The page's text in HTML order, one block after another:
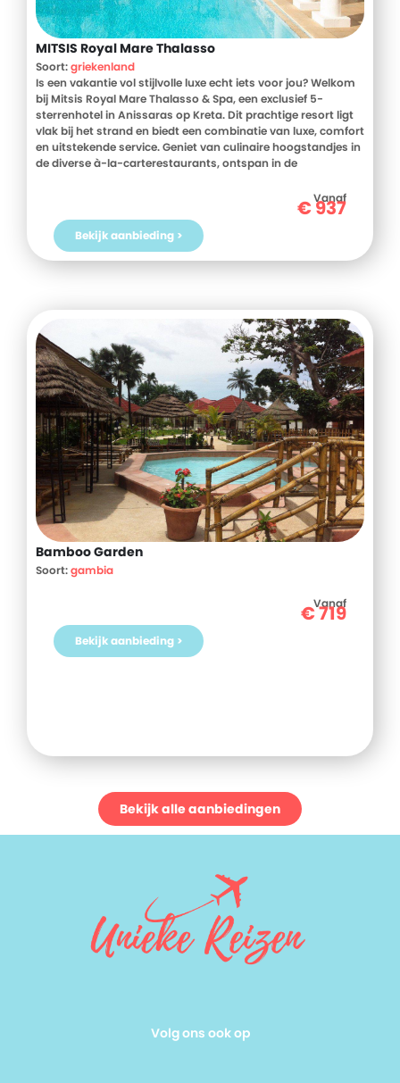
MITSIS Royal Mare Thalasso
Soort:griekenland
Is een vakantie vol stijlvolle luxe echt iets voor jou? Welkom
bij Mitsis Royal Mare Thalasso & Spa, een exclusief 5-
sterrenhotel in Anissaras op Kreta. Dit prachtige resort ligt
vlak bij het strand en biedt een combinatie van luxe, comfort
en uitstekende service. Geniet van culinaire hoogstandjes in
de diverse à-la-carterestaurants, ontspan in de
zwembaden. Dat kan in je 'eigen' stukje zwembad (wanneer
je een swim-up kamer boekt) of in een van de maar liefst 25
algemene zwembaden. Tijdens het zwemmen en zonnen
bij Mitsis Royal Mare ben je omringd door wel honderden
palmbomen, waardoor een vakantiegevoel nooit ver te
Vanaf
€937
Bekijk aanbieding >
Bamboo Garden
Soort:gambia
Vanaf
€719
Bekijk aanbieding >
Bekijk alle aanbiedingen
Volg ons ook op